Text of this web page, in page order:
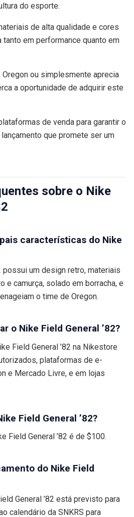
do esporte.
de alta qualidade e cores
em performance quanto em
ou simplesmente aprecia
a oportunidade de adquirir este
de venda para garantir o
que promete ser um
sobre o Nike
características do Nike
possui um design retro, materiais
e camurça, solado em borracha, e
o time de Oregon.
o Nike Field General ’82?
Field General ’82 na Nikestore
plataformas de e-
e Mercado Livre, e em lojas
Field General ’82?
Field General ’82 é de $100.
do Nike Field
General ’82 está previsto para
calendário da SNKRS para